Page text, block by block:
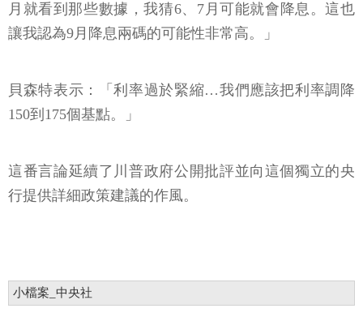
月就看到那些數據，我猜6、7月可能就會降息。這也
讓我認為9月降息兩碼的可能性非常高。」
貝森特表示：「利率過於緊縮…我們應該把利率調降
150到175個基點。」
這番言論延續了川普政府公開批評並向這個獨立的央
行提供詳細政策建議的作風。
小檔案_中央社